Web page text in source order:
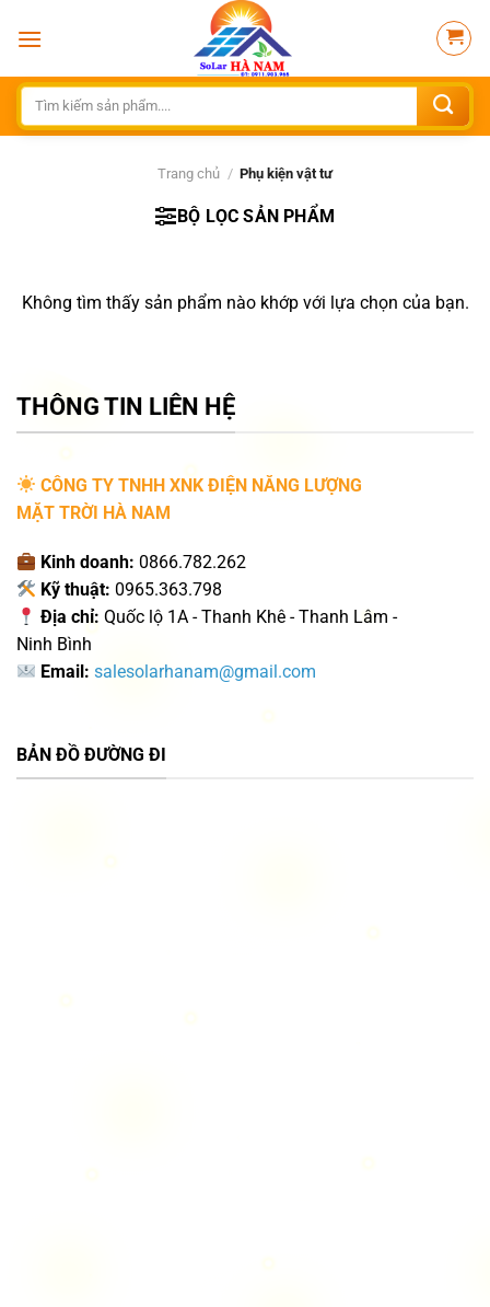
qua
dungTìm
kiếm:
Trang chủ / Phụ kiện vật tư
BỘ LỌC SẢN PHẨM
Không tìm thấy sản phẩm nào khớp với lựa chọn của bạn.
THÔNG TIN LIÊN HỆ
CÔNG TY TNHH XNK ĐIỆN NĂNG LƯỢNG
MẶT TRỜI HÀ NAM
Kinh doanh: 0866.782.262
Kỹ thuật: 0965.363.798
Địa chỉ: Quốc lộ 1A - Thanh Khê - Thanh Lâm -
Ninh Bình
Email: salesolarhanam@gmail.com
BẢN ĐỒ ĐƯỜNG ĐI